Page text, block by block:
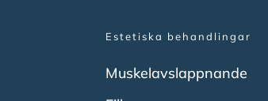
Estetiska behandlingar
Muskelavslappnande